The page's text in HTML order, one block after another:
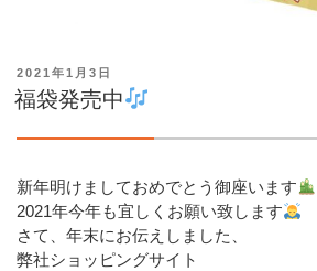
投
稿
日:
2021年1月3日
福袋発売中
新年明けましておめでとう御座います
2021年今年も宜しくお願い致します
さて、年末にお伝えしました、
弊社ショッピングサイト